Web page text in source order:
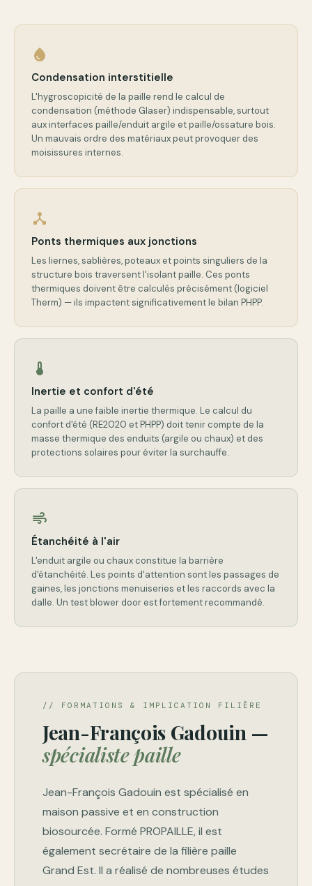
water_drop
Condensation interstitielle
L'hygroscopicité de la paille rend le calcul de
condensation (méthode Glaser) indispensable, surtout
aux interfaces paille/enduit argile et paille/ossature bois.
Un mauvais ordre des matériaux peut provoquer des
moisissures internes.
device_hub
Ponts thermiques aux jonctions
Les liernes, sablières, poteaux et points singuliers de la
structure bois traversent l'isolant paille. Ces ponts
thermiques doivent être calculés précisément (logiciel
Therm) — ils impactent significativement le bilan PHPP.
thermostat
Inertie et confort d'été
La paille a une faible inertie thermique. Le calcul du
confort d'été (RE2020 et PHPP) doit tenir compte de la
masse thermique des enduits (argile ou chaux) et des
protections solaires pour éviter la surchauffe.
air
Étanchéité à l'air
L'enduit argile ou chaux constitue la barrière
d'étanchéité. Les points d'attention sont les passages de
gaines, les jonctions menuiseries et les raccords avec la
dalle. Un test blower door est fortement recommandé.
// FORMATIONS & IMPLICATION FILIÈRE
Jean-François Gadouin —
spécialiste paille
Jean-François Gadouin est spécialisé en
maison passive et en construction
biosourcée. Formé PROPAILLE, il est
également secrétaire de la filière paille
Grand Est. Il a réalisé de nombreuses études